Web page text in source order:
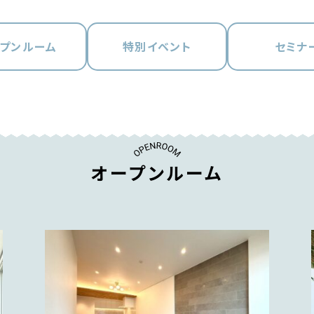
ンルーム 特別イベント セミナ
オープンルーム